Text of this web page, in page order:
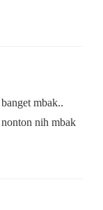
mbak..
nih mbak